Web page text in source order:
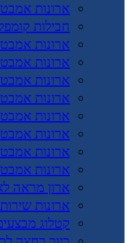
ארונות
חבילות
ארונות
ארונות
ארונות
ארונות
ארונות
ארונות
ארונות
ארונות
ארון מראה
ארונות
קטלוג